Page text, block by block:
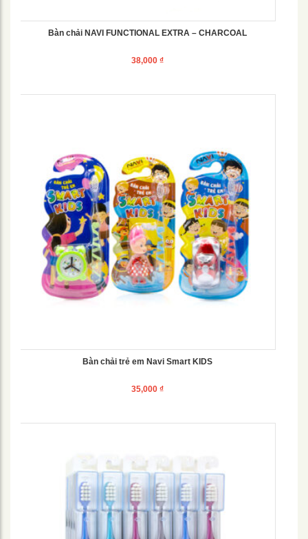
Bàn chải NAVI FUNCTIONAL EXTRA – CHARCOAL
38,000 ₫
Bàn chải trẻ em Navi Smart KIDS
35,000 ₫